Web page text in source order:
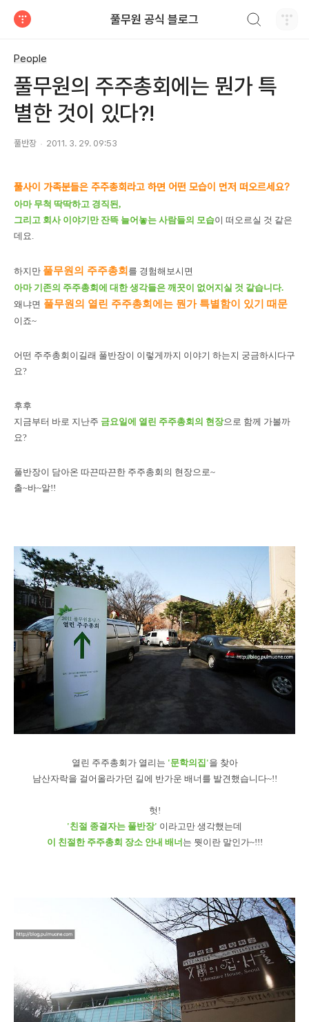
풀무원 공식 블로그
People
풀무원의 주주총회에는 뭔가 특
별한 것이 있다?!
풀반장 2011. 3. 29. 09:53
풀사이 가족분들은 주주총회라고 하면 어떤 모습이 먼저 떠오르세요?
아마 무척 딱딱하고 경직된,
그리고 회사 이야기만 잔뜩 늘어놓는 사람들의 모습이 떠오르실 것 같은
데요.
하지만 풀무원의 주주총회 를 경험해보시면
아마 기존의 주주총회에 대한 생각들은 깨끗이 없어지실 것 같습니다.
왜냐면 풀무원의 열린 주주총회에는 뭔가 특별함이 있기 때문
이죠~
어떤 주주총회이길래 풀반장이 이렇게까지 이야기 하는지 궁금하시다구
요?
후후
지금부터 바로 지난주 금요일에 열린 주주총회의 현장으로 함께 가볼까
요?
풀반장이 담아온 따끈따끈한 주주총회의 현장으로~
출~바~알!!
열린 주주총회가 열리는 '문학의집'을 찾아
남산자락을 걸어올라가던 길에 반가운 배너를 발견했습니다~!!
헛!
'친절 종결자는 풀반장' 이라고만 생각했는데
이 친절한 주주총회 장소 안내 배너 는 뭣이란 말인가~!!!